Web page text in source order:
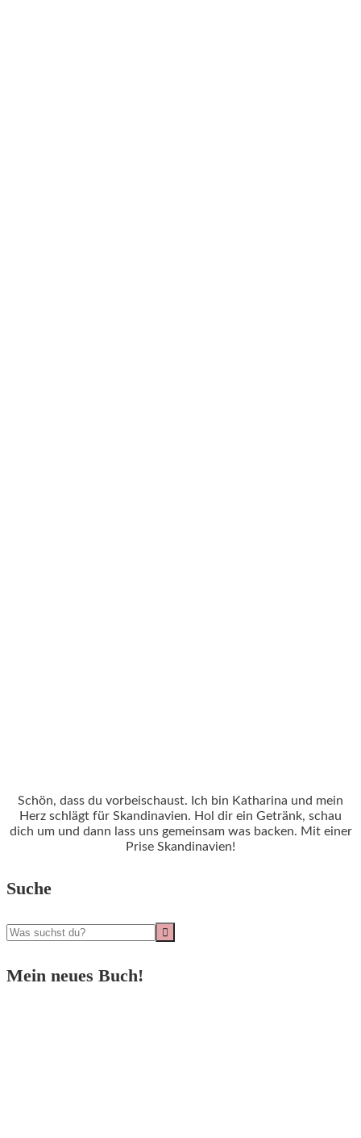
Schön, dass du vorbeischaust. Ich bin Katharina und mein
Herz schlägt für Skandinavien. Hol dir ein Getränk, schau
dich um und dann lass uns gemeinsam was backen. Mit einer
Prise Skandinavien!
Suche
Mein neues Buch!